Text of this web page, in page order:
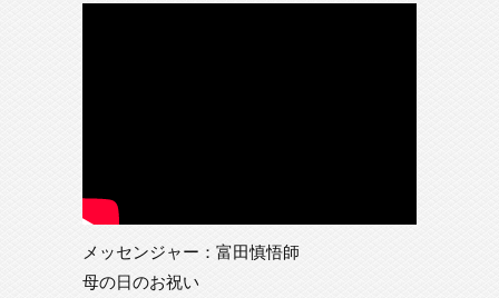
メッセンジャー：富田慎悟師
母の日のお祝い